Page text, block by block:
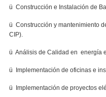
ü Construcción e Instalación de
ü Construcción y mantenimiento
CIP).
ü Análisis de Calidad en energía
ü Implementación de oficinas e
ü Implementación de proyectos